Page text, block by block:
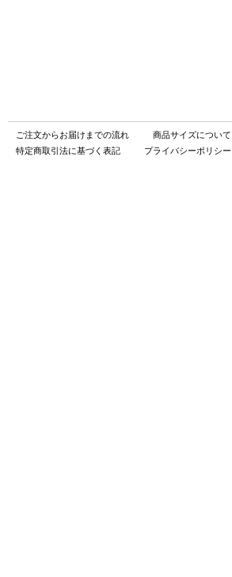
ご注文からお届けまでの流れ
商品サイズについて
特定商取引法に基づく表記
プライバシーポリシー